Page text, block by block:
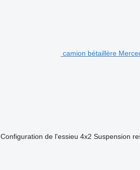
camion bétaillère
Configuration de l'essieu 4x2 Suspension